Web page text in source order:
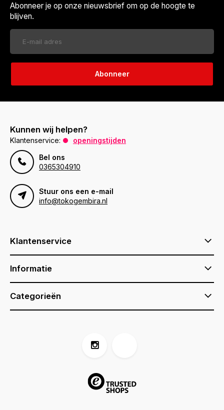
Abonneer je op onze nieuwsbrief om op de hoogte te
blijven.
Abonneer
Kunnen wij helpen?
Klantenservice:
openingstijden
Bel ons
0365304910
Stuur ons een e-mail
info@tokogembira.nl
Klantenservice
Informatie
Categorieën